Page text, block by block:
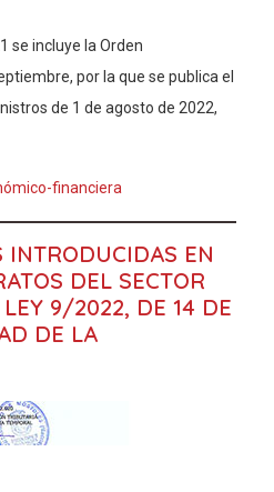
se incluye la Orden
por la que se publica el
de 1 de agosto de 2022,
financiera
INTRODUCIDAS EN
DEL SECTOR
9/2022, DE 14 DE
DE LA